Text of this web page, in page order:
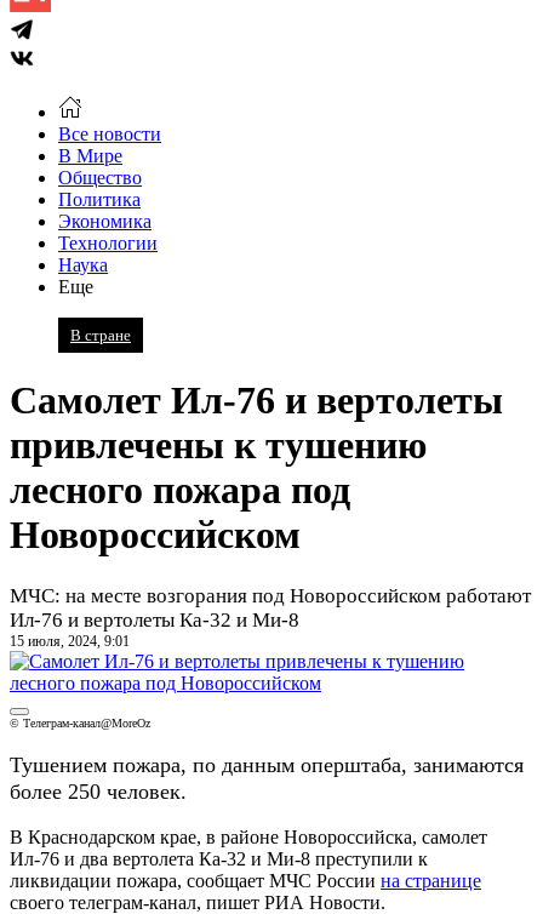
Все новости
В Мире
Общество
Политика
Экономика
Технологии
Наука
Еще
В стране
Самолет Ил-76 и вертолеты
привлечены к тушению
лесного пожара под
Новороссийском
МЧС: на месте возгорания под Новороссийском работают
Ил-76 и вертолеты Ка-32 и Ми-8
15 июля, 2024, 9:01
© Телеграм-канал@MoreOz
Тушением пожара, по данным оперштаба, занимаются
более 250 человек.
В Краснодарском крае, в районе Новороссийска, самолет
Ил-76 и два вертолета Ка-32 и Ми-8 преступили к
ликвидации пожара, сообщает МЧС России на странице
своего телеграм-канал, пишет РИА Новости.